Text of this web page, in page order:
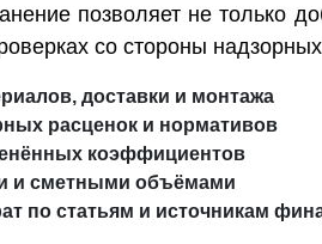
позволяет не только
со стороны
доставки и монтажа
расценок и нормативов
коэффициентов
и сметными объёмами
по статьям и источникам